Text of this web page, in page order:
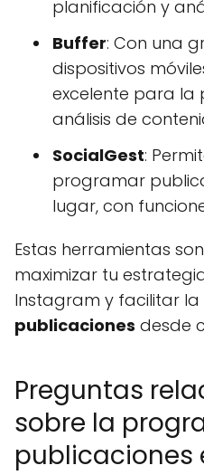
planificación y
Buffer: Con una
dispositivos
excelente para la
análisis de
SocialGest:
programar
lugar, con
Estas herramientas
maximizar tu
Instagram y facilitar la
publicaciones desde
Preguntas
sobre la
publicaciones